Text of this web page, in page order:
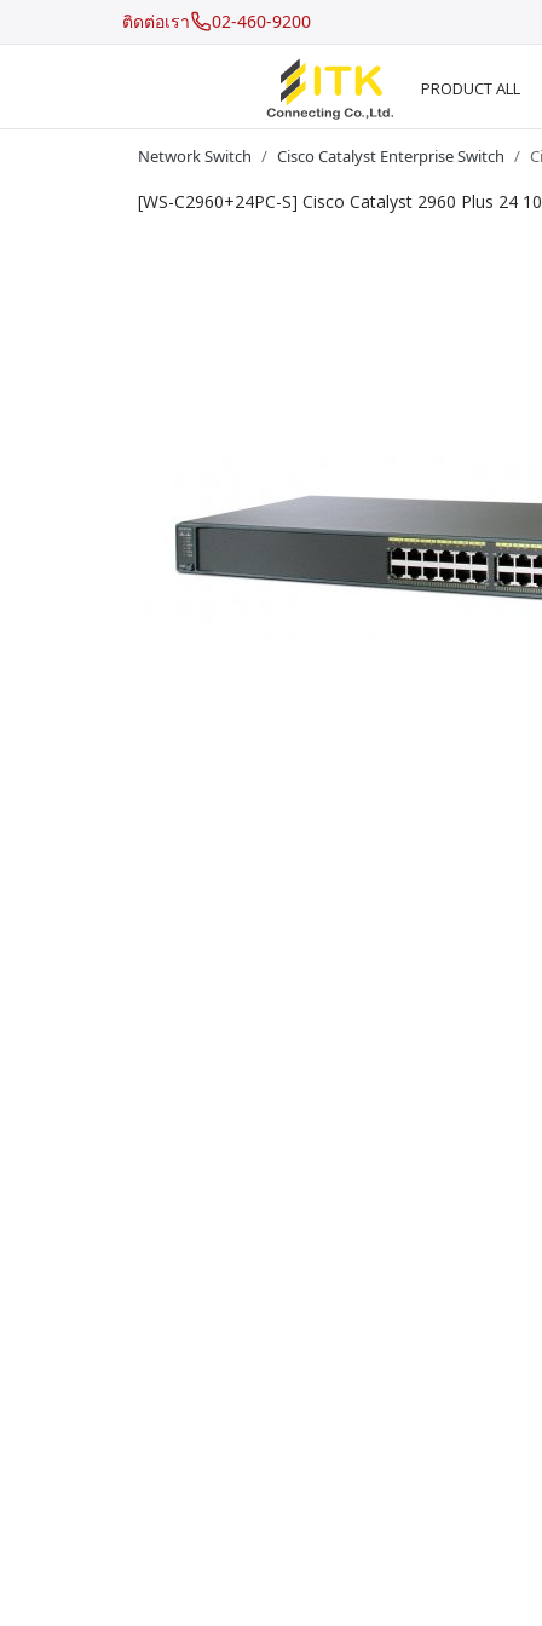
ติดต่อเรา 02-460-9200
PRODUCT ALL
Network Switch Cisco Catalyst Enterprise Switch
[WS-C2960+24PC-S] Cisco Catalyst 2960 Plus 24